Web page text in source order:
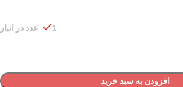
1 عدد در انبار
افزودن به سبد خرید